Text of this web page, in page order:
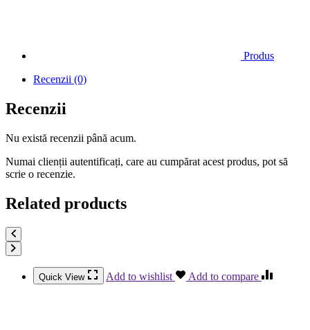
Produs
Recenzii (0)
Recenzii
Nu există recenzii până acum.
Numai clienții autentificați, care au cumpărat acest produs, pot să
scrie o recenzie.
Related products
Quick View Add to wishlist Add to compare